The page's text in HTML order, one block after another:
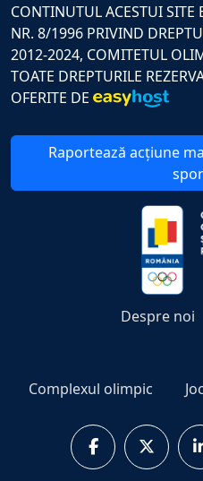
CONTINUTUL ACESTUI SITE
NR. 8/1996 PRIVIND
2012-2024, COMITETUL
TOATE DREPTURILE
OFERITE DE
Raportează acțiune
Despre noi
Complexul olimpic